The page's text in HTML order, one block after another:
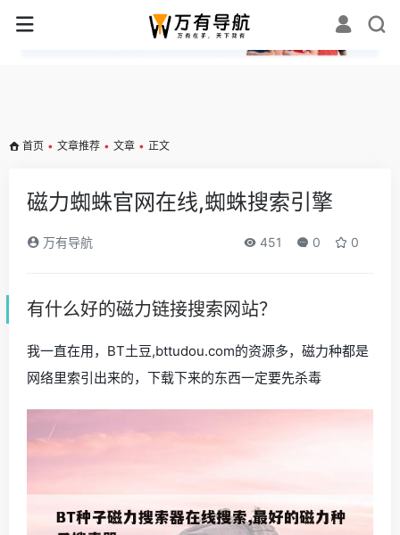
✕
首页 • 文章推荐 • 文章 • 正文
磁力蜘蛛官网在线,蜘蛛搜索引擎
万有导航 451 0 0
有什么好的磁力链接搜索网站？
我一直在用，BT土豆,bttudou.com的资源多，磁力种都是
网络里索引出来的，下载下来的东西一定要先杀毒